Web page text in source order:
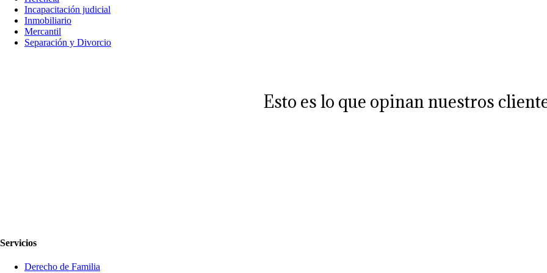
Incapacitación judicial
Inmobiliario
Mercantil
Separación y Divorcio
Esto es lo que opinan nuestros
Servicios
Derecho de Familia